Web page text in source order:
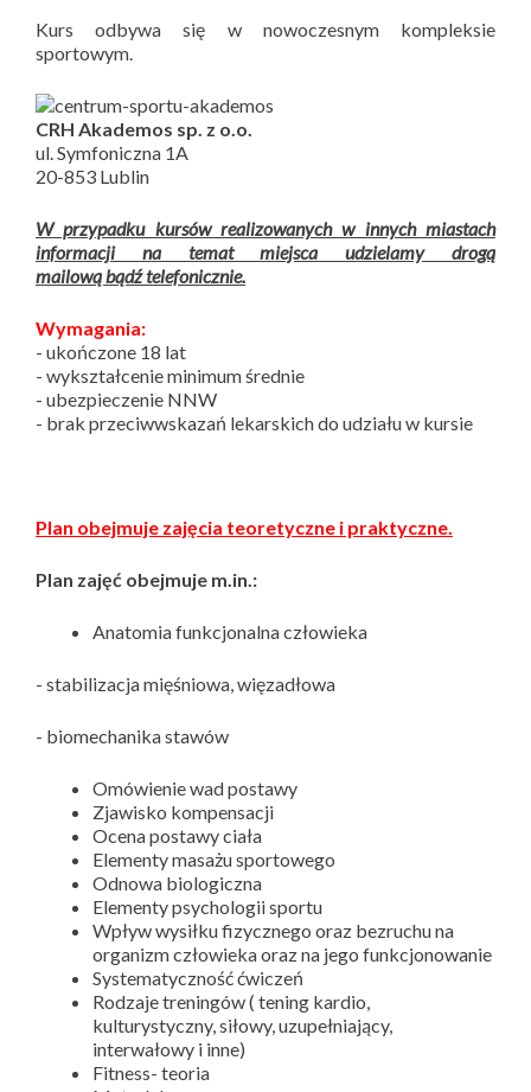
Kurs odbywa się w nowoczesnym kompleksie
sportowym.
CRH Akademos sp. z o.o.
ul. Symfoniczna 1A
20-853 Lublin
W przypadku kursów realizowanych w innych miastach
informacji na temat miejsca udzielamy drogą
mailową bądź telefonicznie.
Wymagania:
- ukończone 18 lat
- wykształcenie minimum średnie
- ubezpieczenie NNW
- brak przeciwwskazań lekarskich do udziału w kursie
Plan obejmuje zajęcia teoretyczne i praktyczne.
Plan zajęć obejmuje m.in.:
Anatomia funkcjonalna człowieka
- stabilizacja mięśniowa, więzadłowa
- biomechanika stawów
Omówienie wad postawy
Zjawisko kompensacji
Ocena postawy ciała
Elementy masażu sportowego
Odnowa biologiczna
Elementy psychologii sportu
Wpływ wysiłku fizycznego oraz bezruchu na
organizm człowieka oraz na jego funkcjonowanie
Systematyczność ćwiczeń
Rodzaje treningów ( tening kardio,
kulturystyczny, siłowy, uzupełniający,
interwałowy i inne)
Fitness- teoria